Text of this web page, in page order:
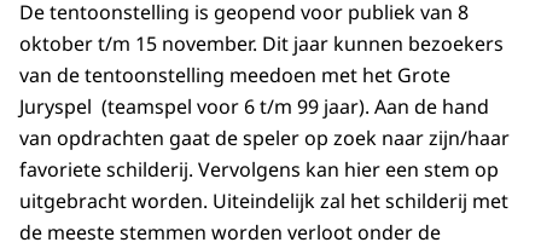
De tentoonstelling is geopend voor publiek van 8
oktober t/m 15 november. Dit jaar kunnen bezoekers
van de tentoonstelling meedoen met het Grote
Juryspel (teamspel voor 6 t/m 99 jaar). Aan de hand
van opdrachten gaat de speler op zoek naar zijn/haar
favoriete schilderij. Vervolgens kan hier een stem op
uitgebracht worden. Uiteindelijk zal het schilderij met
de meeste stemmen worden verloot onder de